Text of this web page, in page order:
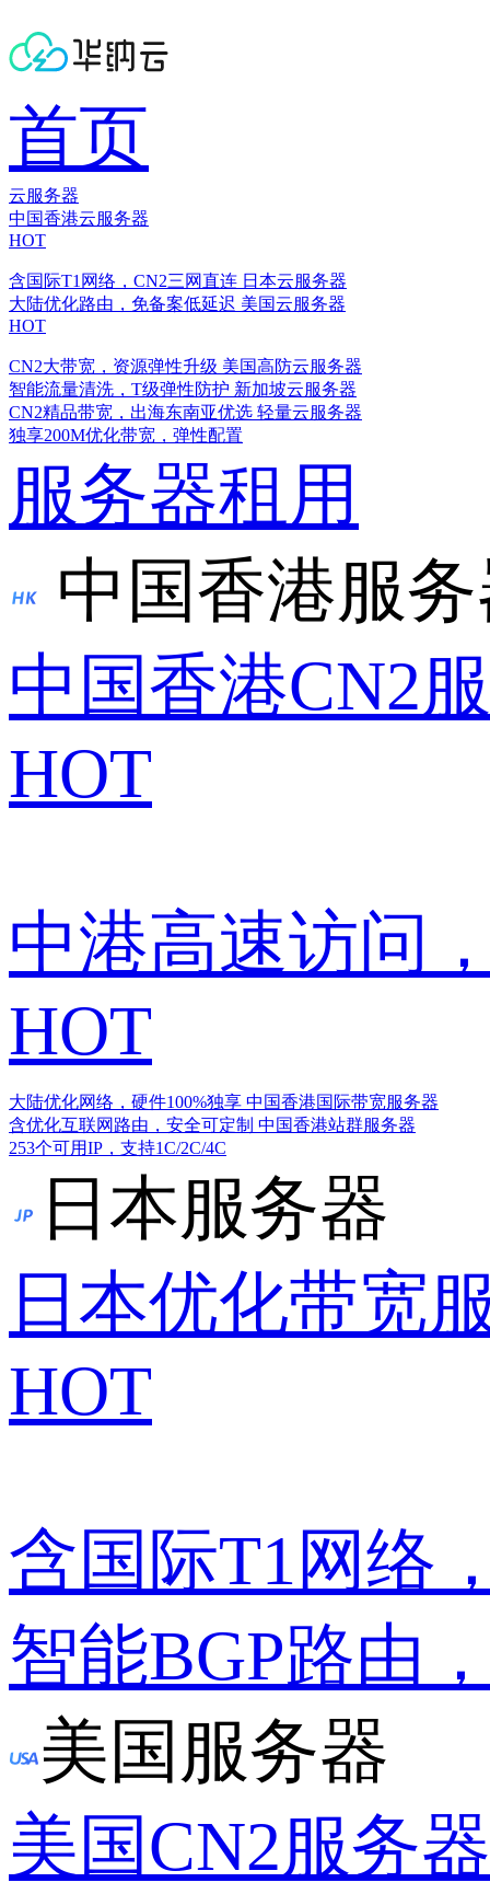
首页
云服务器
中国香港云服务器
HOT
含国际T1网络，CN2三网直连 日本云服务器
大陆优化路由，免备案低延迟 美国云服务器
HOT
CN2大带宽，资源弹性升级 美国高防云服务器
智能流量清洗，T级弹性防护 新加坡云服务器
CN2精品带宽，出海东南亚优选 轻量云服务器
独享200M优化带宽，弹性配置
服务器租用
中国香港服
中国香港CN2
HOT
中港高速访问
HOT
大陆优化网络，硬件100%独享 中国香港国际带宽服务器
含优化互联网路由，安全可定制 中国香港站群服务器
253个可用IP，支持1C/2C/4C
日本服务器
日本优化带宽
HOT
含国际T1网络
智能BGP路由
美国服务器
美国CN2服务器